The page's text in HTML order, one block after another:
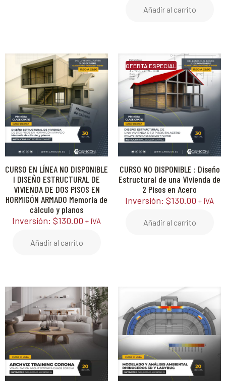
Añadir al carrito
CURSO EN LÍNEA NO DISPONIBLE
l DISEÑO ESTRUCTURAL DE
VIVIENDA DE DOS PISOS EN
HORMIGÓN ARMADO Memoria de
cálculo y planos
Inversión: $130.00 + IVA
Añadir al carrito
OFERTA ESPECIAL
CURSO NO DISPONIBLE : Diseño
Estructural de una Vivienda de
2 Pisos en Acero
Inversión: $130.00 + IVA
Añadir al carrito